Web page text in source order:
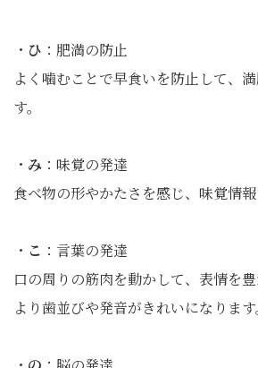
・ ひ ：肥満の防止
よく噛むことで早食いを防止して、
す。
・ み ：味覚の発達
食べ物の形やかたさを感じ、味覚情報
・ こ ：言葉の発達
口の周りの筋肉を動かして、表情を
より歯並びや発音がきれいになります